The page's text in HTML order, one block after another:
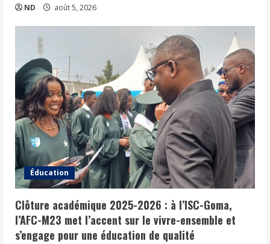
ND août 5, 2026
Éducation
Clôture académique 2025-2026 : à l’ISC-Goma,
l’AFC-M23 met l’accent sur le vivre-ensemble et
s’engage pour une éducation de qualité